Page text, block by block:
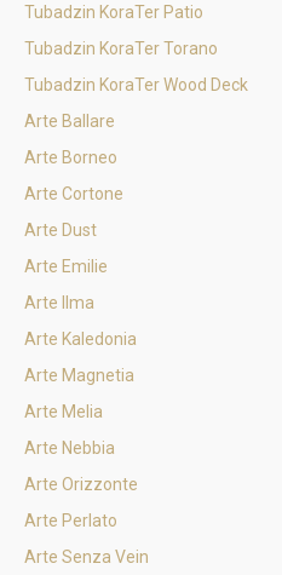
Tubadzin KoraTer Patio
Tubadzin KoraTer Torano
Tubadzin KoraTer Wood Deck
Arte Ballare
Arte Borneo
Arte Cortone
Arte Dust
Arte Emilie
Arte Ilma
Arte Kaledonia
Arte Magnetia
Arte Melia
Arte Nebbia
Arte Orizzonte
Arte Perlato
Arte Senza Vein